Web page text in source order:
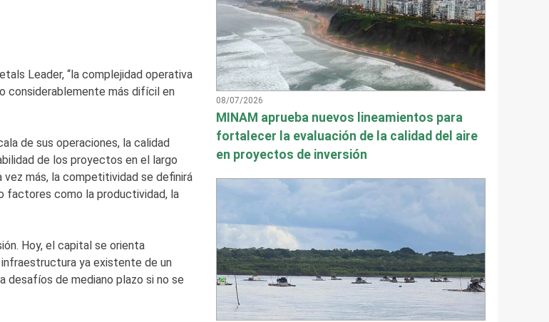
Leader, “la complejidad operativa
considerablemente más difícil en
de sus operaciones, la calidad
de los proyectos en el largo
vez más, la competitividad se definirá
factores como la productividad, la
Hoy, el capital se orienta
ya existente de un
desafíos de mediano plazo si no se
08/07/2026
MINAM aprueba nuevos lineamientos para
fortalecer la evaluación de la calidad del aire
en proyectos de inversión